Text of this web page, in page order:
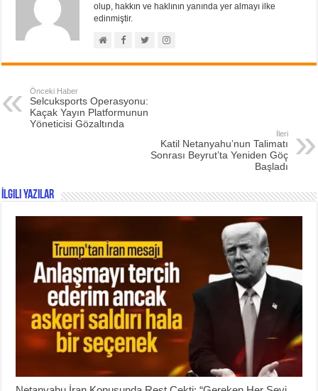
olup, hakkın ve haklının yanında yer almayı ilke
edinmiştir.
Önceki Haber
Selcuksports Operasyonu:
Kaçak Yayın Platformunun
Yöneticisi Gözaltında
İleri
Katil Netanyahu’nun Talimatı
Sonrası Beyrut’ta Yeniden Göç
Başladı
İlgili Yazılar